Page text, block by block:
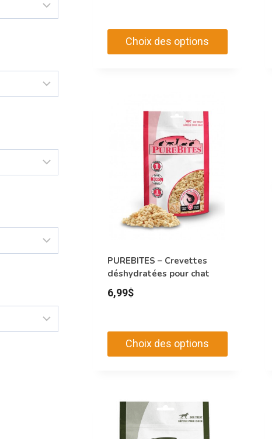
Choix des options
plusieurs
variations.
choisies
du
produit
PUREBITES – Crevettes
déshydratées pour chat
6,99$
Choix des options
plusieurs
variations.